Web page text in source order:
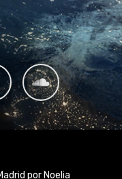
por Noelia